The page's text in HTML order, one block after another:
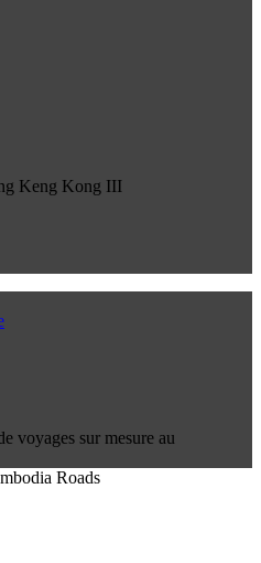
Keng Kong III
voyages sur mesure au
Roads